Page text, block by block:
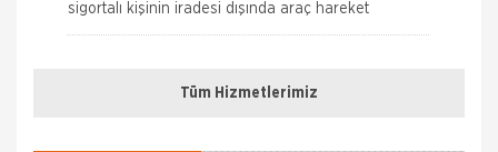
sigortalı kişinin iradesi dışında araç hareket
halindeyken ya da dururken hasara uğraması,
Konut SigortasıTüm Hizmetlerimiz
ONLİNE Dask Prim Hesaplama
Trafik Hasarı için Gerekli Bilgiler